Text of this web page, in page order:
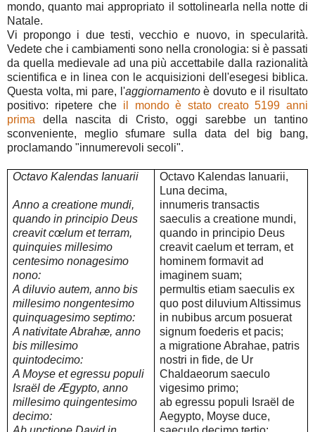
mondo, quanto mai appropriato il sottolinearla nella notte di
Natale.
Vi propongo i due testi, vecchio e nuovo, in specularità.
Vedete che i cambiamenti sono nella cronologia: si è passati
da quella medievale ad una più accettabile dalla razionalità
scientifica e in linea con le acquisizioni dell'esegesi biblica.
Questa volta, mi pare, l'aggiornamentoè dovuto e il risultato
positivo: ripetere che il mondo è stato creato 5199 anni
prima della nascita di Cristo, oggi sarebbe un tantino
sconveniente, meglio sfumare sulla data del big bang,
proclamando "innumerevoli secoli".
Octavo Kalendas Ianuarii
Anno a creatione mundi,
quando in principio Deus
creavit cœlum et terram,
quinquies millesimo
centesimo nonagesimo
nono:
A diluvio autem, anno bis
millesimo nongentesimo
quinquagesimo septimo:
A nativitate Abrahæ, anno
bis millesimo
quintodecimo:
A Moyse et egressu populi
Israël de Ægypto, anno
millesimo quingentesimo
decimo:
Octavo Kalendas Ianuarii,
Luna decima,
innumeris transactis
saeculis a creatione mundi,
quando in principio Deus
creavit caelum et terram, et
hominem formavit ad
imaginem suam;
permultis etiam saeculis ex
quo post diluvium Altissimus
in nubibus arcum posuerat
signum foederis et pacis;
a migratione Abrahae, patris
nostri in fide, de Ur
Chaldaeorum saeculo
vigesimo primo;
ab egressu populi Israël de
Aegypto, Moyse duce,